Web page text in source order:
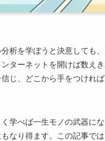
析を学ぼうと決意しても
ターネットを開けば数え
じ、どこから手をつけれ
学べば一生モノの武器に
なり得ます。この記事で